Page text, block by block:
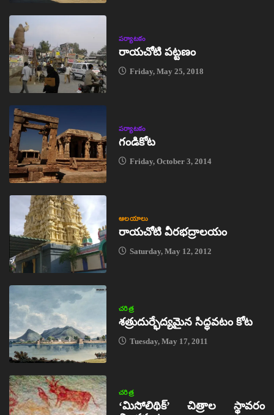
పర్యాటకం
రాయచోటి పట్టణం
Friday, May 25, 2018
పర్యాటకం
గండికోట
Friday, October 3, 2014
ఆలయాలు
రాయచోటి వీరభద్రాలయం
Saturday, May 12, 2012
చరిత్ర
శత్రుదుర్భేద్యమైన సిద్ధవటం కోట
Tuesday, May 17, 2011
చరిత్ర
‘మిసోలిథిక్‌’ చిత్రాల స్థావరం